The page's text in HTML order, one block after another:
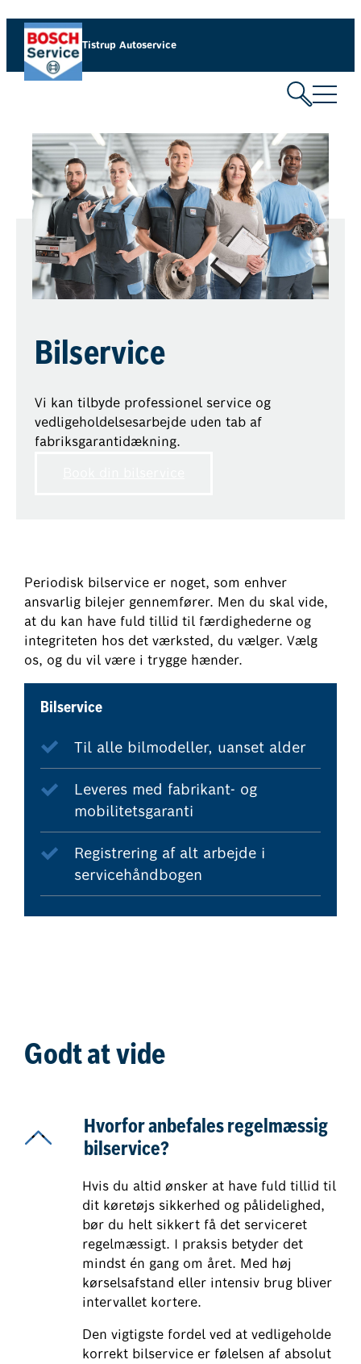
Tistrup Autoservice
Bilservice
Vi kan tilbyde professionel service og
vedligeholdelsesarbejde uden tab af
fabriksgarantidækning.
Periodisk bilservice er noget, som enhver
ansvarlig bilejer gennemfører. Men du skal vide,
at du kan have fuld tillid til færdighederne og
integriteten hos det værksted, du vælger. Vælg
os, og du vil være i trygge hænder.
Bilservice
Til alle bilmodeller, uanset alder
Leveres med fabrikant- og
mobilitetsgaranti
Registrering af alt arbejde i
servicehåndbogen
Godt at vide
Hvorfor anbefales regelmæssig
bilservice?
Hvis du altid ønsker at have fuld tillid til
dit køretøjs sikkerhed og pålidelighed,
bør du helt sikkert få det serviceret
regelmæssigt. I praksis betyder det
mindst én gang om året. Med høj
kørselsafstand eller intensiv brug bliver
intervallet kortere.
Den vigtigste fordel ved at vedligeholde
korrekt bilservice er følelsen af absolut